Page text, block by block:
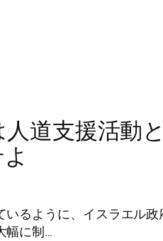
道支援活動
いるように、イスラエル
幅に制…